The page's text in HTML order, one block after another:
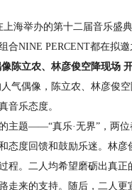
举办的第十二届音乐盛典
合NINE PERCENT都在拟
陈立农、林彦俊空降现场
偶像，陈立农、林彦俊空
音乐态度。
题——“真乐·无界”，两位
态度回馈和鼓励乐迷。林
程。二人均希望磨砺出真
走来的支持。随后，二人